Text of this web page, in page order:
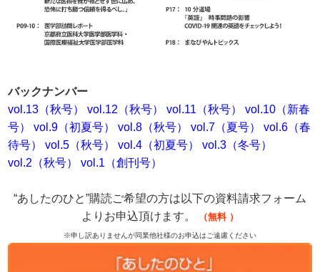
バックナンバー
vol.13（秋号）
vol.12（秋号） vol.11（秋号）
vol.10（新春
号）
vol.9（初夏号） vol.8（秋号） vol.7（夏号）
vol.6（春
待号）
vol.5（秋号） vol.4（初夏号）
vol.3（冬号）
vol.2（秋号）
vol.1（創刊号）
“あしたのひと”購読ご希望の方は以下の資料請求フォーム
よりお申込頂けます。
（無料 ）
※申し訳ありませんが同業他社様のお申込はご遠慮ください